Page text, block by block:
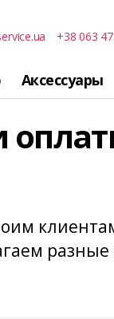
+38 063
Аксессуары